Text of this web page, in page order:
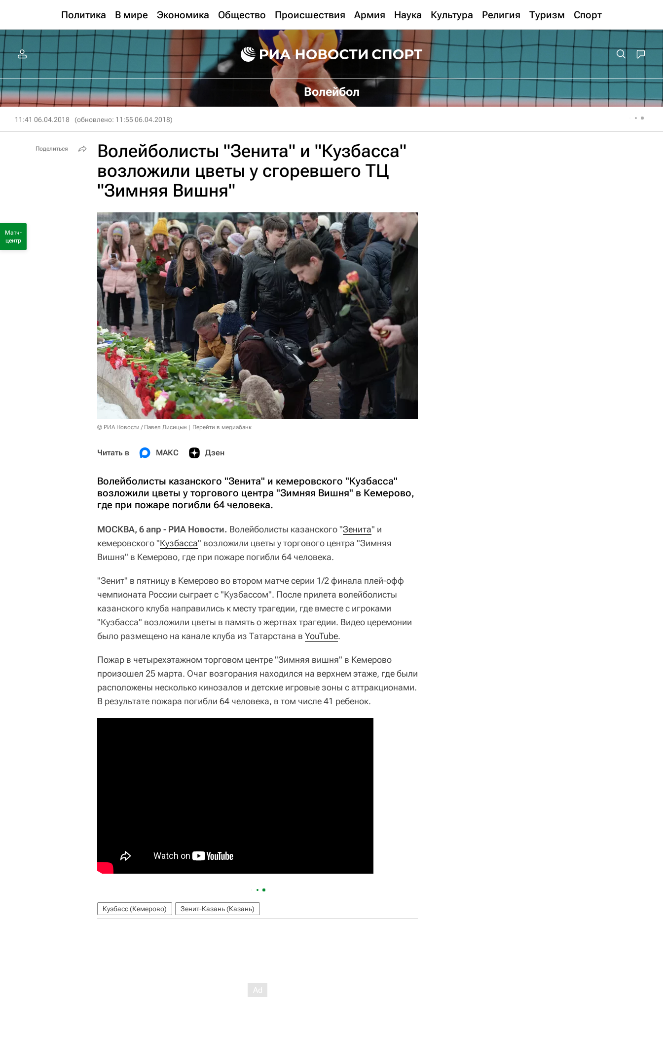
Политика В мире Экономика Общество Происшествия Армия Наука Культура Религия Туризм Спорт
Волейбол
11:41 06.04.2018 (обновлено: 11:55 06.04.2018)
Волейболисты "Зенита" и "Кузбасса"
возложили цветы у сгоревшего ТЦ
"Зимняя Вишня"
© РИА Новости / Павел Лисицын Перейти в медиабанк
Читать в МАКС Дзен
Волейболисты казанского "Зенита" и кемеровского "Кузбасса"
возложили цветы у торгового центра "Зимняя Вишня" в Кемерово,
где при пожаре погибли 64 человека.
МОСКВА, 6 апр - РИА Новости. Волейболисты казанского "Зенита" и
кемеровского "Кузбасса" возложили цветы у торгового центра "Зимняя
Вишня" в Кемерово, где при пожаре погибли 64 человека.
"Зенит" в пятницу в Кемерово во втором матче серии 1/2 финала плей-офф
чемпионата России сыграет с "Кузбассом". После прилета волейболисты
казанского клуба направились к месту трагедии, где вместе с игроками
"Кузбасса" возложили цветы в память о жертвах трагедии. Видео церемонии
было размещено на канале клуба из Татарстана в YouTube.
Пожар в четырехэтажном торговом центре "Зимняя вишня" в Кемерово
произошел 25 марта. Очаг возгорания находился на верхнем этаже, где были
расположены несколько кинозалов и детские игровые зоны с аттракционами.
В результате пожара погибли 64 человека, в том числе 41 ребенок.
Кузбасс (Кемерово) Зенит-Казань (Казань)
Поделиться
Матч-
центр